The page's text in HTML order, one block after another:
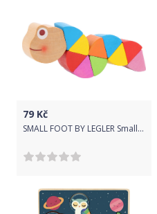
79 Kč
SMALL FOOT BY LEGLER Small Foot Duhový červík 1 ks